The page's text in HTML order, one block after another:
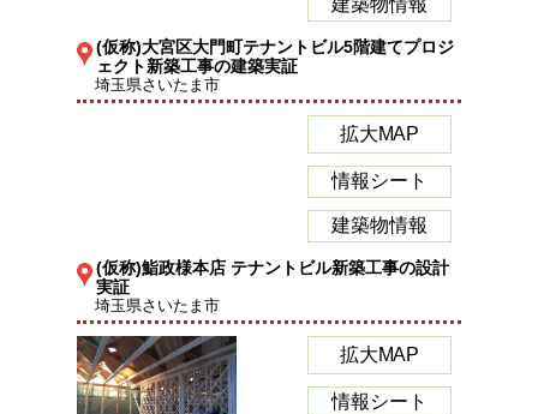
建築物情報
(仮称)大宮区大門町テナントビル5階建てプロジ
ェクト新築工事の建築実証
埼玉県さいたま市
拡大MAP
情報シート
建築物情報
(仮称)鮨政様本店 テナントビル新築工事の設計
実証
埼玉県さいたま市
拡大MAP
情報シート